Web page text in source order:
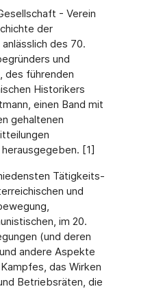
- Verein
der
des 70.
und
des führenden
Historikers
einen Band mit
gehaltenen
[1]
Tätigkeits-
und
im 20.
(und deren
andere Aspekte
das Wirken
Betriebsräten, die